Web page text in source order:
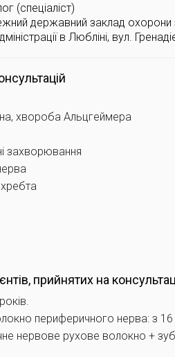
(спеціаліст)
державний заклад охорони
в Любліні, вул.
хвороба Альцгеймера
захворювання
прийнятих на
периферичного нерва: з 16
нервове рухове волокно +